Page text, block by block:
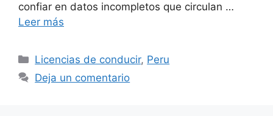
confiar en datos incompletos que circulan …
Leer más
Categorías
Licencias de conducir, Peru
Deja un comentario